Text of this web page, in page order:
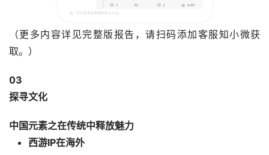
（更多内容详见完整版报告，请扫码添加客服知小微获
取。）
03
探寻文化
中国元素之在传统中释放魅力
西游IP在海外